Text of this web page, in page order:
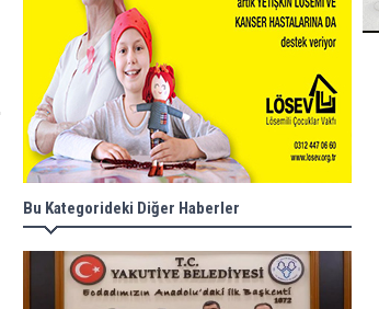
Bu Kategorideki Diğer Haberler